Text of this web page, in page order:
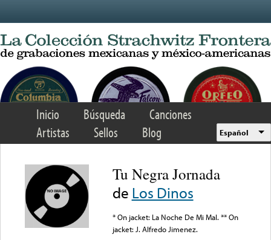
Inicio Búsqueda
Canciones
Artistas
Sellos Blog Español
Tu Negra Jornada
de Los Dinos
* On jacket: La Noche De Mi Mal. ** On
jacket: J. Alfredo Jimenez.